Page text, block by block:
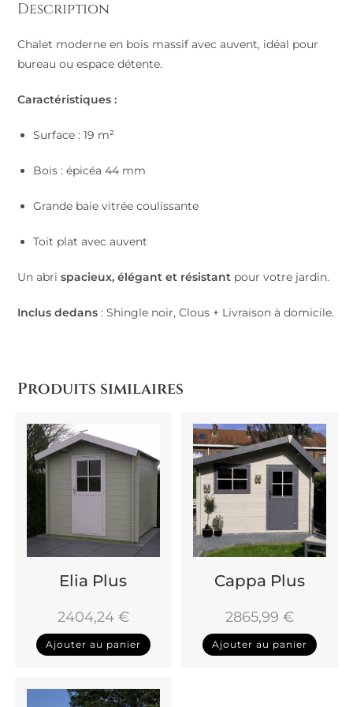
Description
Chalet moderne en bois massif avec auvent, idéal pour
bureau ou espace détente.
Caractéristiques :
Surface : 19 m²
Bois : épicéa 44 mm
Grande baie vitrée coulissante
Toit plat avec auvent
Un abrispacieux, élégant et résistant pour votre jardin.
Inclus dedans :Shingle noir, Clous + Livraison à domicile.
Produits similaires
Elia Plus
2404,24 €
Ajouter au panier
Cappa Plus
2865,99€
Ajouter au panier